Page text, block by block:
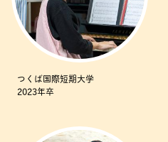
つくば国際短期大学
2023年卒